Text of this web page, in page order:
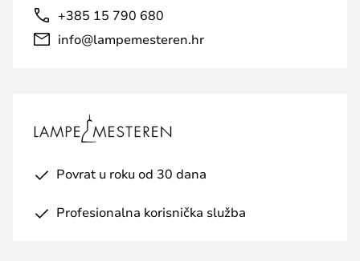
+385 15 790 680
info@lampemesteren.hr
Povrat u roku od 30 dana
Profesionalna korisnička služba